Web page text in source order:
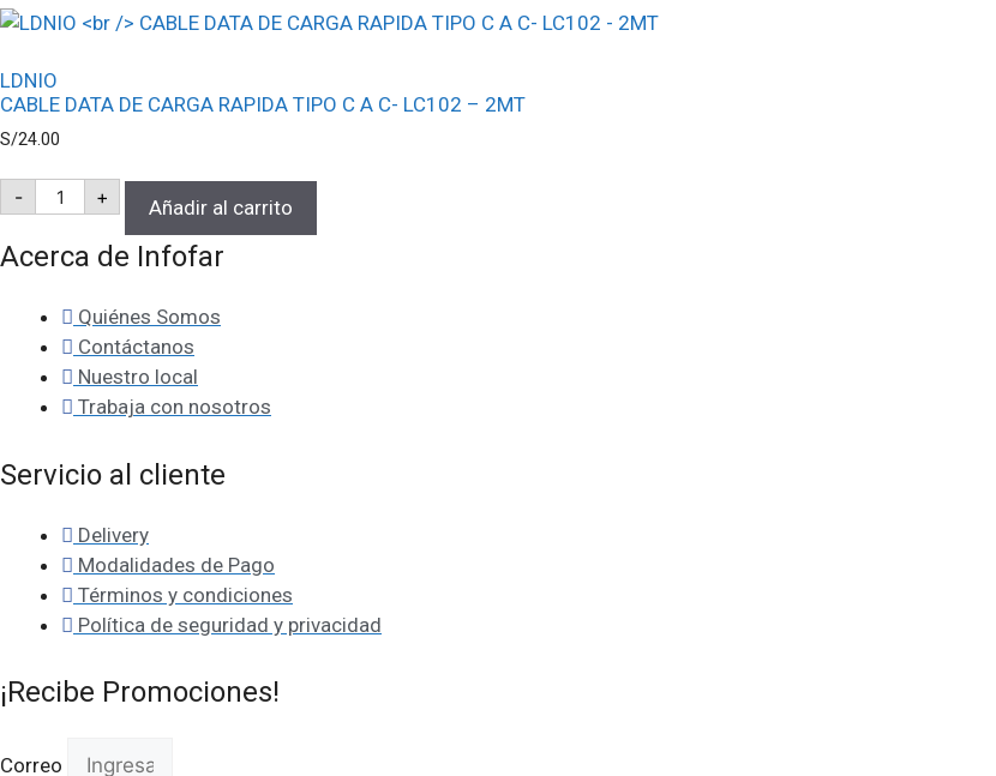
A
IPHONE
-
1MT
cantidad
LDNIO
CABLE DATA DE CARGA RAPIDA TIPO C A C- LC102 – 2MT
S/24.00
- LDNIO
CABLE
DE
CARGA
TIPO
A
C-
LC102
-
+ Añadir al carrito
Acerca de Infofar
Quiénes Somos
Contáctanos
Nuestro local
Trabaja con nosotros
Servicio al cliente
Delivery
Modalidades de Pago
Términos y condiciones
Política de seguridad y privacidad
¡Recibe Promociones!
Correo